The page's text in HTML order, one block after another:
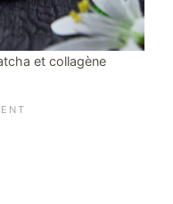
et collagène